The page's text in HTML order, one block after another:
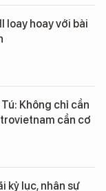
loay hoay với bài
Không chỉ cần
cần cơ
kỷ lục, nhân sự